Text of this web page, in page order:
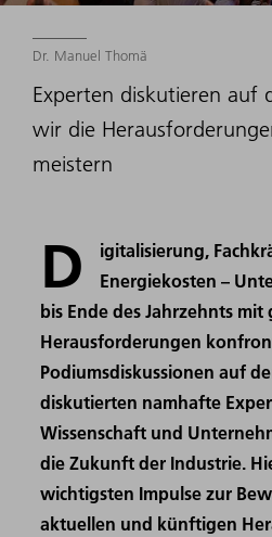
Dr. Manuel Thomä
Experten diskutieren auf
wir die
meistern
D
igitalisierung,
Energiekosten –
bis Ende des Jahrzehnts
Herausforderungen
Podiumsdiskussionen auf
diskutierten namhafte
Wissenschaft und
die Zukunft der Industrie.
wichtigsten Impulse zur
aktuellen und künftigen